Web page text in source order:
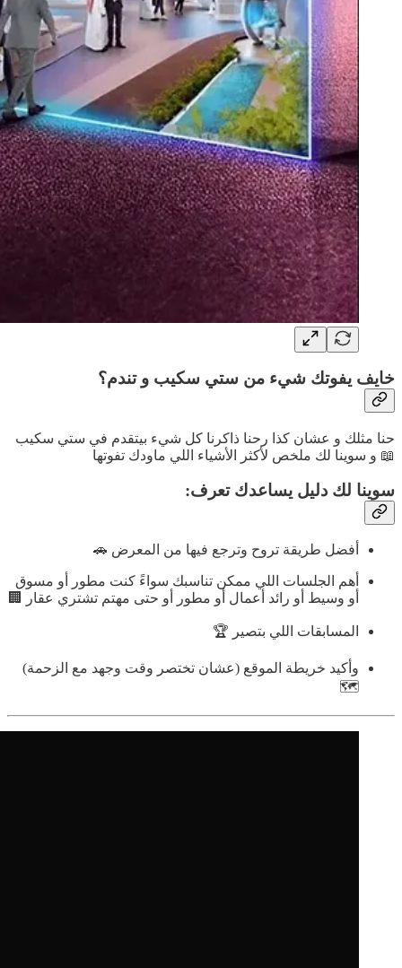
خايف يفوتك شيء من ستي سكيب و تندم؟
حنا مثلك و عشان كذا رحنا ذاكرنا كل شيء بيتقدم في ستي سكيب
📖 و سوينا لك ملخص لأكثر الأشياء اللي ماودك تفوتها
سوينا لك دليل يساعدك تعرف:
أفضل طريقة تروح وترجع فيها من المعرض 🚗
أهم الجلسات اللي ممكن تناسبك سواءً كنت مطور أو مسوق
أو وسيط أو رائد أعمال أو مطور أو حتى مهتم تشتري عقار 🏢
المسابقات اللي بتصير 🏆
وأكيد خريطة الموقع (عشان تختصر وقت وجهد مع الزحمة)
🗺️